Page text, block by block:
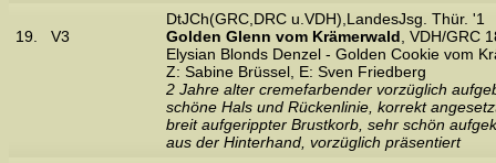
19. V3
DtJCh(GRC,DRC u.VDH),LandesJsg. Thür. '1
Golden Glenn vom Krämerwald , VDH/GRC
Elysian Blonds Denzel - Golden Cookie vom
Z: Sabine Brüssel, E: Sven Friedberg
2 Jahre alter cremefarbender vorzüglich
schöne Hals und Rückenlinie, korrekt
breit aufgerippter Brustkorb, sehr schön
aus der Hinterhand, vorzüglich präsentiert